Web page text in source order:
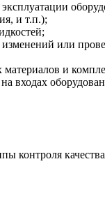
и т.п.);
или
и
контроля качества